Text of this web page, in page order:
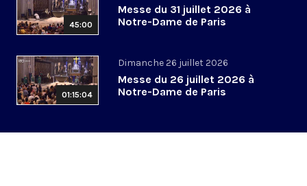
45:00
Messe du 31 juillet 2026 à
Notre-Dame de Paris
01:15:04
Dimanche 26 juillet 2026
Messe du 26 juillet 2026 à
Notre-Dame de Paris